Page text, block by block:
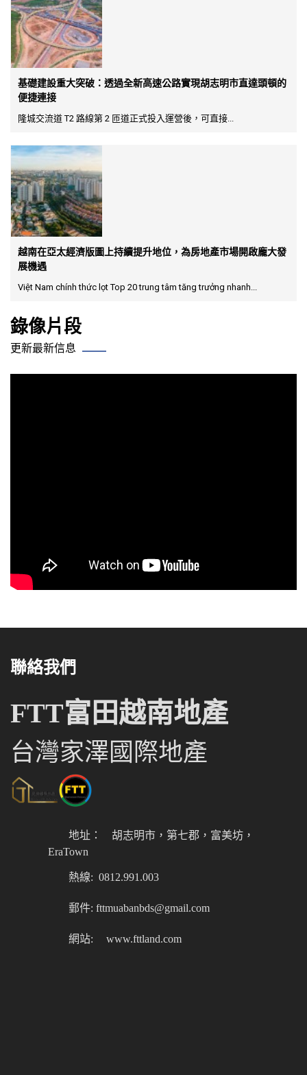
基礎建設重大突破：透過全新高速公路實現胡志明市直達頭頓的
便捷連接
隆城交流道 T2 路線第 2 匝道正式投入運營後，可直接...
越南在亞太經濟版圖上持續提升地位，為房地產市場開啟龐大發
展機遇
Việt Nam chính thức lọt Top 20 trung tâm tăng trưởng nhanh...
錄像片段
更新最新信息
聯絡我們
FTT富田越南地產
台灣家澤國際地產
地址：
胡志明市，第七郡，富美坊，
EraTown
熱線: 0812.991.003
郵件: fttmuabanbds@gmail.com
網站: www.fttland.com